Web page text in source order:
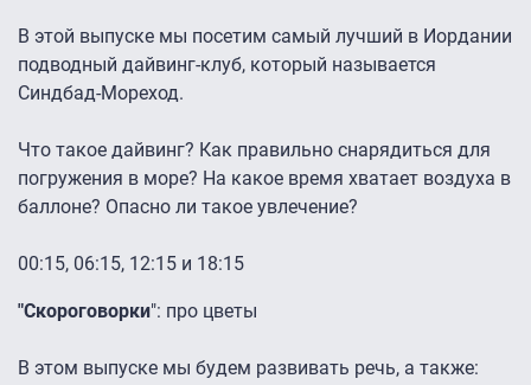
В этой выпуске мы посетим самый лучший в Иордании
подводный дайвинг-клуб, который называется
Синдбад-Мореход.
Что такое дайвинг? Как правильно снарядиться для
погружения в море? На какое время хватает воздуха в
баллоне? Опасно ли такое увлечение?
00:15, 06:15, 12:15 и 18:15
"Скороговорки": про цветы
В этом выпуске мы будем развивать речь, а также: